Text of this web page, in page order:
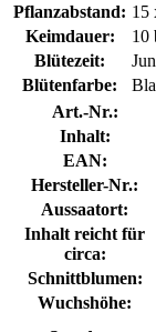
Pflanzabstand: 15
Keimdauer:
10
Blütezeit:
Blütenfarbe:
Art.-Nr.:
Inhalt:
EAN:
Hersteller-Nr.:
Aussaatort:
Inhalt reicht für
circa:
Schnittblumen:
Wuchshöhe: